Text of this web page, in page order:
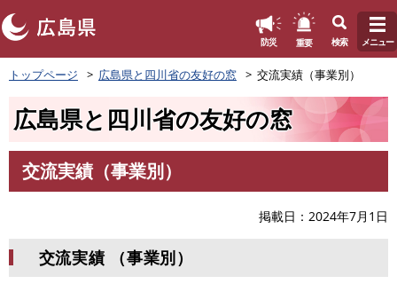
ペ
ー
頭
す
防災 重要 検索 メニュー
トップページ 広島県と四川省の友好の窓 交流実績（事業別）
広島県と四川省の友好の窓
文
交流実績（事業別）
掲載日 2024年7月1日
交流実績 （事業別）